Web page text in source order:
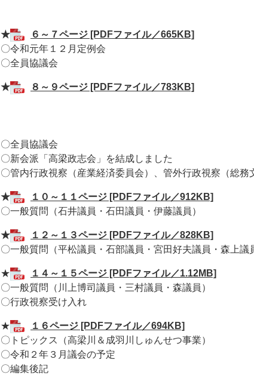
★
６～７ページ [PDFファイル／665KB]
〇令和元年１２月定例会
〇全員協議会
★ ８～９ページ [PDFファイル／783KB]
〇全員協議会
〇新会派「高梁政志会」を結成しました
〇管内行政視察（産業経済委員会）、管外行政視察（総務
★
１０～１１ページ [PDFファイル／912KB]
〇一般質問（石井議員・石田議員・伊藤議員）
★
１２～１３ページ [PDFファイル／828KB]
〇一般質問（平松議員・石部議員・宮田好夫議員・森上議
★
１４～１５ページ [PDFファイル／1.12MB]
〇一般質問（川上博司議員・三村議員・森議員）
〇行政視察受け入れ
★
１６ページ [PDFファイル／694KB]
〇トピックス（高梁川＆成羽川しゅんせつ事業）
〇令和２年３月議会の予定
〇編集後記